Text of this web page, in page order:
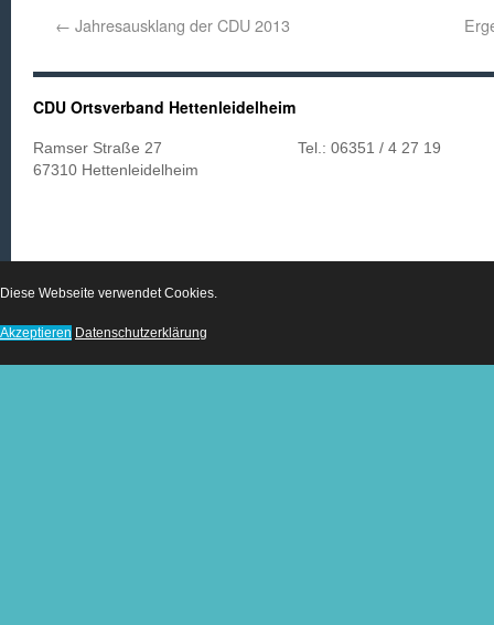
← Jahresausklang der CDU 2013
CDU Ortsverband Hettenleidelheim
Ramser Straße 27
67310 Hettenleidelheim
Tel.: 06351 / 4 27 19
Diese Webseite verwendet Cookies.
Akzeptieren Datenschutzerklärung